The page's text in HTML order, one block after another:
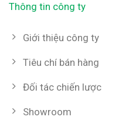
Thông tin công ty
Giới thiệu công ty
Tiêu chí bán hàng
Đối tác chiến lược
Showroom